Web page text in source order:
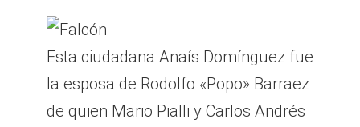
Esta ciudadana Anaís Domínguez fue
la esposa de Rodolfo «Popo» Barraez
de quien Mario Pialli y Carlos Andrés